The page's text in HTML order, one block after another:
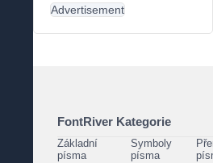
Advertisement
FontRiver Kategorie
Základní
písma
Symboly
písma